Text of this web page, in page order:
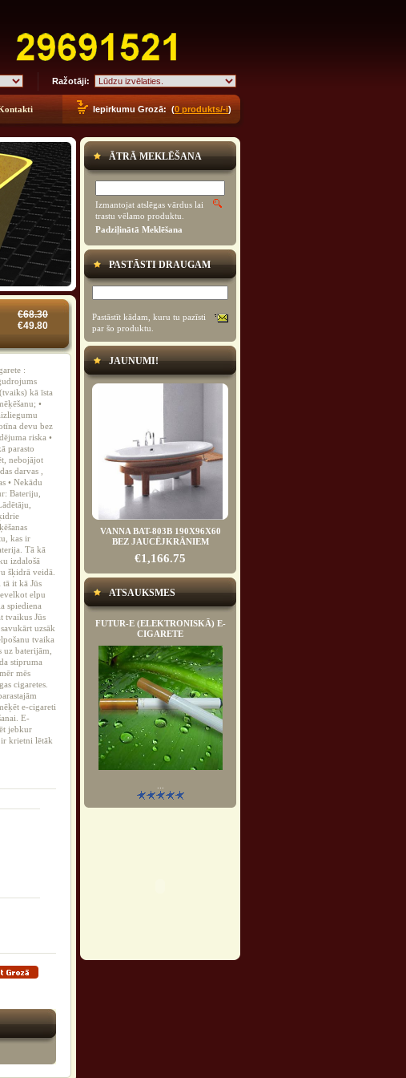
Ražotāji:
Iepirkumu Grozā: (0 produkts/-i)
€68.30
€49.80
:
kā īsta
•
devu bez
riska •
parasto
nebojājot
darvas ,
• Nekādu
Bateriju,
kas ir
Tā kā
izdalošā
šķidrā veidā.
tā it kā Jūs
elpu
spiediena
tvaikus Jūs
uzsāk
tvaika
uz baterijām,
stipruma
mēs
cigaretes.
e-cigareti
E-
jebkur
ir krietni lētāk
ĀTRĀ MEKLĒŠANA
Izmantojat atslēgas vārdus lai
trastu vēlamo produktu.
Padziļinātā Meklēšana
PASTĀSTI DRAUGAM
Pastāstīt kādam, kuru tu pazīsti
par šo produktu.
JAUNUMI!
VANNA BAT-803B 190X96X60
BEZ JAUCĒJKRĀNIEM
€1,166.75
ATSAUKSMES
FUTUR-E (ELEKTRONISKĀ) E-
CIGARETE